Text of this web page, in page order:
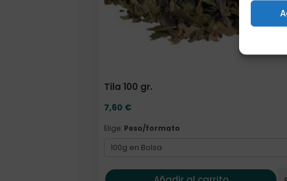
Tila 100 gr.
7,60 €
Elige: Peso/formato